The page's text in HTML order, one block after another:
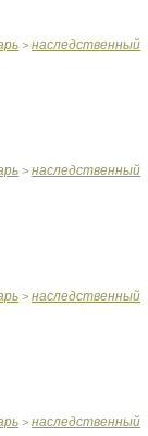
> наследственный
> наследственный
> наследственный
> наследственный